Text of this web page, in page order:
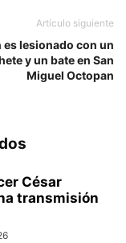
Artículo siguiente
es lesionado con un
y un bate en San
Miguel Octopan
César
transmisión